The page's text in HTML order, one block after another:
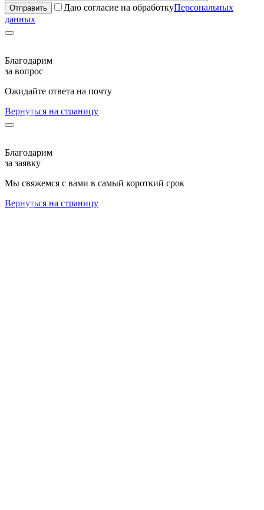
Даю согласие на обработкуПерсональных
данных
Благодарим
за вопрос
Ожидайте ответа на почту
Вернуться на страницу
Благодарим
за заявку
Мы свяжемся с вами в самый короткий срок
Вернуться на страницу